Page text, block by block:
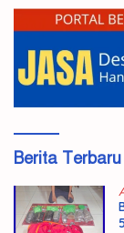
Berita Terbaru